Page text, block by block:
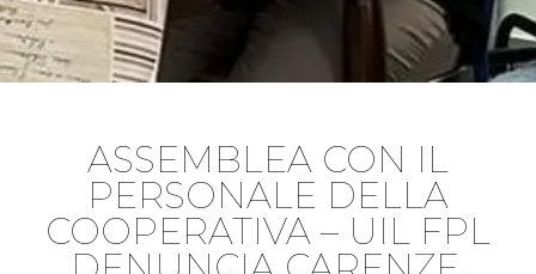
ASSEMBLEA CON IL
PERSONALE DELLA
COOPERATIVA – UIL FPL